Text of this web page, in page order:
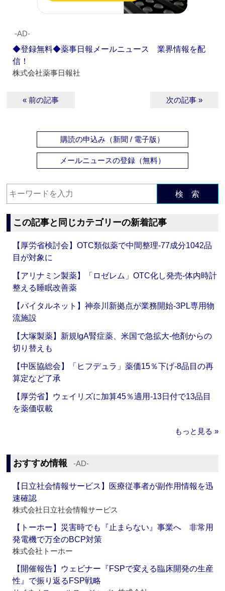
‐AD‐
◆登録無料◆薬事日報メールニュース 業界情報を配
信！
株式会社薬事日報社
« 前の記事 次の記事 »
購読の申込み（新聞 / 電子版）
メールニュースの登録（無料）
検 索
この記事と同じカテゴリーの新着記事
【厚労省検討会】OTC類似薬で中間整理‐77成分1042品
目が対象に
【アリナミン製薬】「ロゼレム」OTC化し発売‐体内時計
整える睡眠改善薬
【バイタルネット】神奈川新拠点が業務開始‐3PL専用物
流施設
【大塚製薬】新規IgA腎症薬、米国で急拡大‐他剤からの
切り替えも
【中医協総会】「ヒフデュラ」薬価15％下げ‐8品目の再
算定など了承
【厚労省】ウェイリズに加算45％適用‐13日付で13品目
を薬価収載
もっと見る »
おすすめ情報 ‐AD‐
【日立社会情報サービス】医療従事者が副作用情報を迅
速確認
株式会社日立社会情報サービス
【トーホー】災害時でも『止まらない』事業へ 非常用
発電機で万全のBCP対策
株式会社トーホー
【開催報告】ウェビナー『FSPで変える臨床開発の生産
性』で振り返るFSP戦略